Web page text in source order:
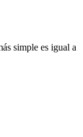
simple es igual a